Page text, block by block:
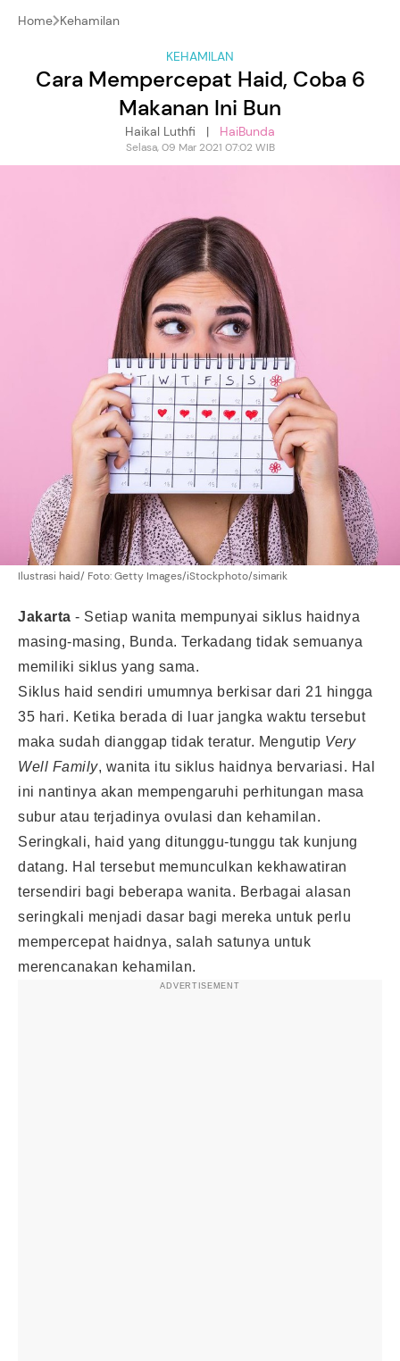
Home Kehamilan
KEHAMILAN
Cara Mempercepat Haid, Coba 6
Makanan Ini Bun
Haikal Luthfi | HaiBunda
Selasa, 09 Mar 2021 07:02 WIB
Ilustrasi haid/ Foto: Getty Images/iStockphoto/simarik
Jakarta - Setiap wanita mempunyai siklus haidnya
masing-masing, Bunda. Terkadang tidak semuanya
memiliki siklus yang sama.
Siklus haid sendiri umumnya berkisar dari 21 hingga
35 hari. Ketika berada di luar jangka waktu tersebut
maka sudah dianggap tidak teratur. Mengutip Very
Well Family, wanita itu siklus haidnya bervariasi. Hal
ini nantinya akan mempengaruhi perhitungan masa
subur atau terjadinya ovulasi dan kehamilan.
Seringkali, haid yang ditunggu-tunggu tak kunjung
datang. Hal tersebut memunculkan kekhawatiran
tersendiri bagi beberapa wanita. Berbagai alasan
seringkali menjadi dasar bagi mereka untuk perlu
mempercepat haidnya, salah satunya untuk
merencanakan kehamilan.
ADVERTISEMENT